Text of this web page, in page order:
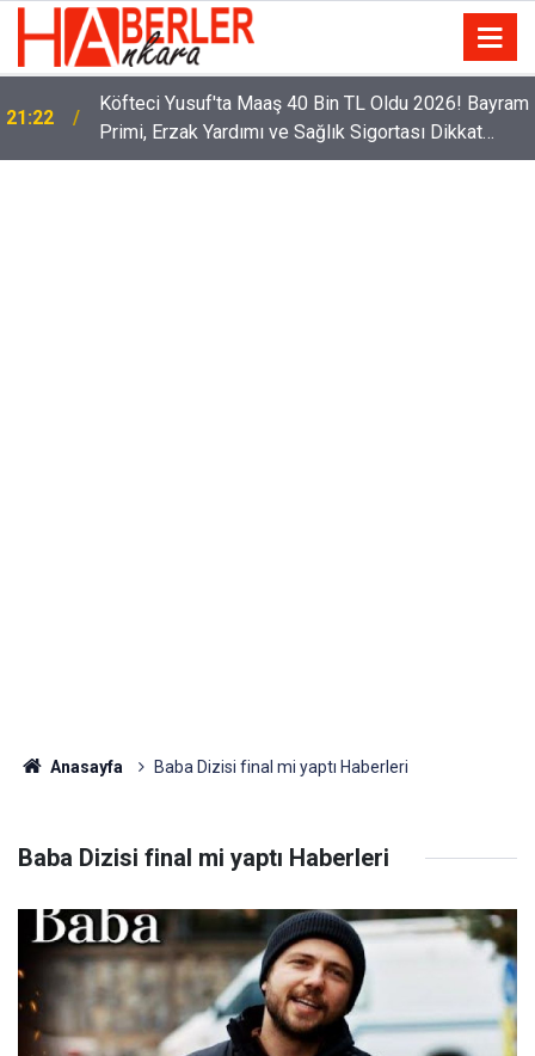
21:22
Köfteci Yusuf'ta Maaş 40 Bin TL Oldu 2026! Bayram
Primi, Erzak Yardımı ve Sağlık Sigortası Dikkat
12:33
Sürücüler Dikkat! Yeni Dönemde 3 İhlal Ehliyet
İptaline Neden Olacak
Anasayfa Baba Dizisi final mi yaptı Haberleri
Baba Dizisi final mi yaptı Haberleri